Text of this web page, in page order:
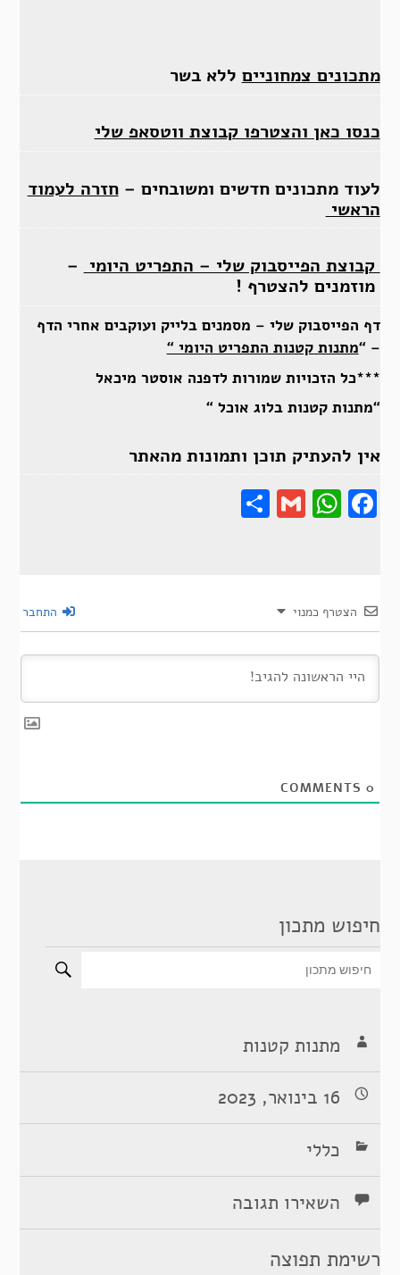
מתכונים צמחוניים ללא בשר
כנסו כאן והצטרפו קבוצת ווטסאפ שלי
לעוד מתכונים חדשים ומשובחים –חזרה לעמוד
הראשי
קבוצת הפייסבוק שלי – התפריט היומי –
מוזמנים להצטרף !
דף הפייסבוק שלי – מסמנים בלייק ועוקבים אחרי הדף
– “מתנות קטנות התפריט היומי “
***כל הזכויות שמורות לדפנה אוסטר מיכאל
“מתנות קטנות בלוג אוכל “
אין להעתיק תוכן ותמונות מהאתר
Gmail
Share
הצטרף כמנוי התחבר
0
חיפוש מתכון
מתנות קטנות
16 בינואר, 2023
כללי
השאירו תגובה
רשימת תפוצה